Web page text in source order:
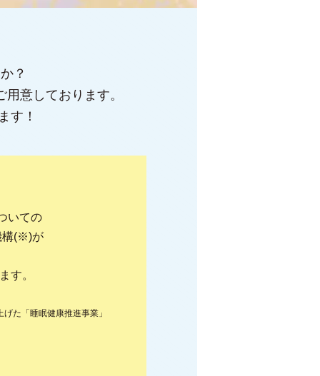
？
用意しております。
す！
いての
構(※)が
す。
げた「睡眠健康推進事業」